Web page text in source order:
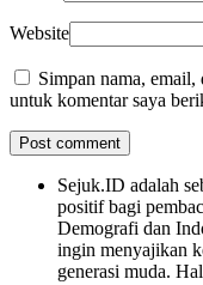
Website
Simpan nama, email,
untuk komentar saya
Sejuk.ID adalah
positif bagi
Demografi dan
ingin menyajikan
generasi muda.